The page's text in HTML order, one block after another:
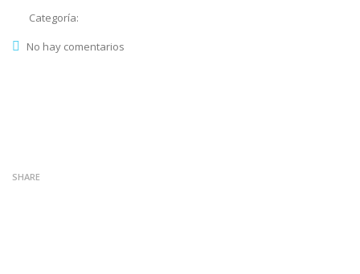
Categoría:
No hay comentarios
SHARE